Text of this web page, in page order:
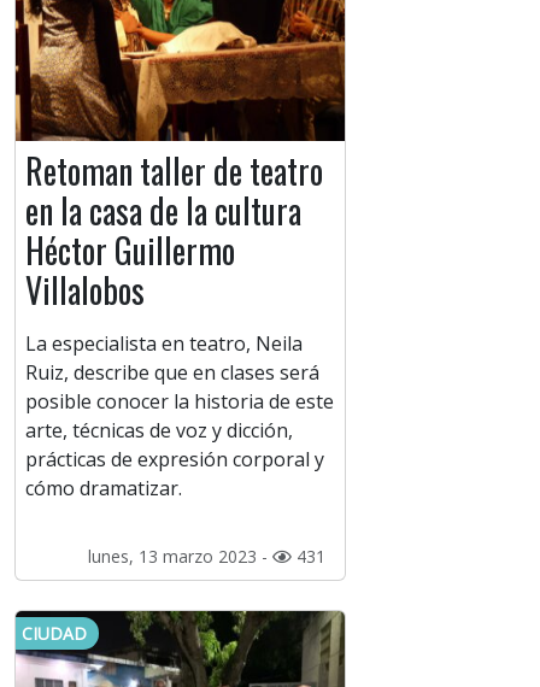
Retoman taller de teatro
en la casa de la cultura
Héctor Guillermo
Villalobos
La especialista en teatro, Neila
Ruiz, describe que en clases será
posible conocer la historia de este
arte, técnicas de voz y dicción,
prácticas de expresión corporal y
cómo dramatizar.
lunes, 13 marzo 2023 - 431
CIUDAD